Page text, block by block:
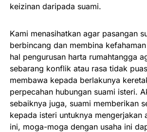
keizinan daripada suami.
Kami menasihatkan agar pasangan
berbincang dan membina
hal pengurusan harta rumahtangga
sebarang konflik atau rasa tidak
membawa kepada berlakunya
perpecahan hubungan suami isteri.
sebaiknya juga, suami memberikan
kepada isteri untuknya mengerjakan
ini, moga-moga dengan usaha ini